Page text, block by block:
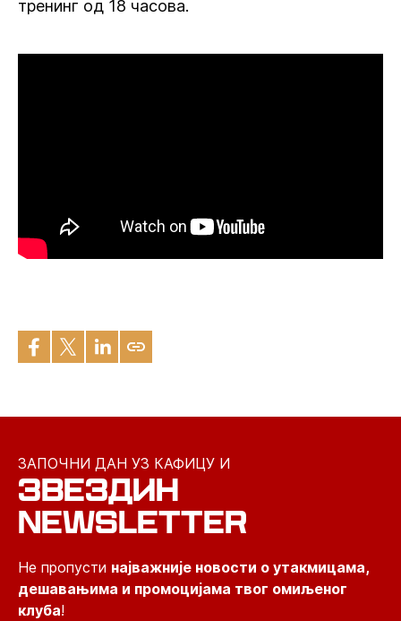
тренинг од 18 часова.
ЗАПОЧНИ ДАН УЗ КАФИЦУ И
ЗВЕЗДИН
NEWSLETTER
Не пропусти најважније новости о утакмицама,
дешавањима и промоцијама твог омиљеног
клуба!